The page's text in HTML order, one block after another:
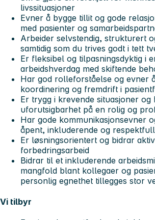
livssituasjoner
Evner å bygge tillit og gode
med pasienter og
Arbeider selvstendig, strukturert
samtidig som du trives godt i tett
Er fleksibel og tilpasningsdyktig i
arbeidshverdag med skiftende
Har god rolleforståelse og evner
koordinering og fremdrift i
Er trygg i krevende situasjoner og
uforutsigbarhet på en rolig og
Har gode kommunikasjonsevner
åpent, inkluderende og
Er løsningsorientert og bidrar
forbedringsarbeid
Bidrar til et inkluderende
mangfold blant kollegaer og
personlig egnethet tillegges stor
Vi tilbyr